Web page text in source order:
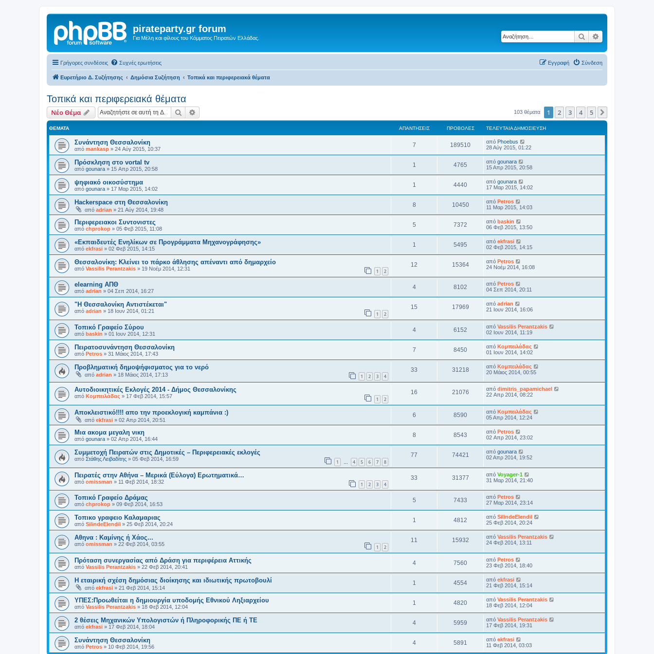
pirateparty.gr forum
Για Μέλη και φίλους του Κόμματος Πειρατών Ελλάδας. Αναζήτηση
Γρήγορες συνδέσεις Συχνές ερωτήσεις Σύνδεση
Εγγραφή
Ευρετήριο Δ. Συζήτησης Δημόσια Συζήτηση Τοπικά και περιφερειακά θέματα
Τοπικά και περιφερειακά θέματα
Νέο Θέμα Αναζήτηση 103 θέματα 1 2 3 4 5
ΘΈΜΑΤΑ ΑΠΑΝΤΉΣΕΙΣ ΠΡΟΒΟΛΈΣ ΤΕΛΕΥΤΑΊΑ ΔΗΜΟΣΊΕΥΣΗ
Συνάντηση Θεσσαλονίκη
από mankasp » 24 Αύγ 2015, 10:37
7 189510 από Phoebus
28 Αύγ 2015, 01:22
Πρόσκληση στο vortal tv
από gounara » 15 Απρ 2015, 20:58
1 4765 από gounara
15 Απρ 2015, 20:58
ψηφιακό οικοσύστημα
από gounara » 17 Μαρ 2015, 14:02
1 4440 από gounara
17 Μαρ 2015, 14:02
Hackerspace στη Θεσσαλονίκη
από adrian » 21 Αύγ 2014, 19:48
8 10450 από Petros
11 Μαρ 2015, 14:03
Περιφερειακοι Συντονιστες
από chprokop » 05 Φεβ 2015, 11:08
5 7372 από baskin
06 Φεβ 2015, 13:50
«Εκπαιδευτές Ενηλίκων σε Προγράμματα Μηχανογράφησης»
από ekfrasi » 02 Φεβ 2015, 14:15
1 5495 από ekfrasi
02 Φεβ 2015, 14:15
Θεσσαλονίκη: Κλείνει το πάρκο άθλησης απέναντι από δημαρχείο
από Vassilis Perantzakis » 19 Νοέμ 2014, 12:31 1 2
12 15364 από Petros
24 Νοέμ 2014, 16:08
elearning ΑΠΘ
από adrian » 04 Σεπ 2014, 16:27
4 8102 από Petros
04 Σεπ 2014, 20:11
"Η Θεσσαλονίκη Αντιστέκεται"
από adrian » 18 Ιουν 2014, 01:21 1 2
15 17969 από adrian
21 Ιουν 2014, 16:06
Τοπικό Γραφείο Σύρου
από baskin » 01 Ιουν 2014, 12:31
4 6152 από Vassilis Perantzakis
02 Ιουν 2014, 11:19
Πειρατοσυνάντηση Θεσσαλονίκη
από Petros » 31 Μάιος 2014, 17:43
7 8450 από Κομπειλάδας
01 Ιουν 2014, 14:02
Προβληματική δημοψήφισματος για το νερό
από adrian » 18 Μάιος 2014, 17:13 1 2 3 4
33 31218 από Κομπειλάδας
20 Μάιος 2014, 00:55
Αυτοδιοικητικές Εκλογές 2014 - Δήμος Θεσσαλονίκης
από Κομπειλάδας » 17 Φεβ 2014, 15:57 1 2
16 21076 από dimitris_papamichael
22 Απρ 2014, 08:22
Αποκλειστικό!!!! απο την προεκλογική καμπάνια :)
από ekfrasi » 02 Απρ 2014, 20:51
6 8590 από Κομπειλάδας
05 Απρ 2014, 12:24
Μια ακομα μεγαλη νικη
από gounara » 02 Απρ 2014, 16:44
8 8543 από Petros
02 Απρ 2014, 23:02
Συμμετοχή Πειρατών στις Δημοτικές – Περιφερειακές εκλογές
από Στάθης Λειβαδίτης » 05 Φεβ 2014, 16:59 1 … 4 5 6 7 8
77 74421 από gounara
02 Απρ 2014, 19:52
Πειρατές στην Αθήνα – Μερικά (Εύλογα) Ερωτηματικά…
από omissman » 11 Φεβ 2014, 18:32 1 2 3 4
33 31377 από Voyager-1
31 Μαρ 2014, 21:40
Τοπικό Γραφείο Δράμας
από chprokop » 09 Φεβ 2014, 16:53
5 7433 από Petros
27 Μαρ 2014, 23:14
Τοπικο γραφειο Καλαμαριας
από SilindeElendil » 25 Φεβ 2014, 20:24
1 4812 από SilindeElendil
25 Φεβ 2014, 20:24
Αθηνα : Καμίνης ή Χάος...
από omissman » 22 Φεβ 2014, 03:55 1 2
11 15932 από Vassilis Perantzakis
24 Φεβ 2014, 13:11
Πρόταση συνεργασίας από Δράση για περιφέρεια Αττικής
από Vassilis Perantzakis » 22 Φεβ 2014, 20:41
4 7560 από Petros
23 Φεβ 2014, 18:40
Η εταιρική σχέση δημόσιας διοίκησης και ιδιωτικής πρωτοβουλί
από ekfrasi » 21 Φεβ 2014, 15:14
1 4554 από ekfrasi
21 Φεβ 2014, 15:14
ΥΠΕΣ:Προωθείται η δημιουργία υποδομής Εθνικού Ληξιαρχείου
από Vassilis Perantzakis » 18 Φεβ 2014, 12:04
1 4820 από Vassilis Perantzakis
18 Φεβ 2014, 12:04
2 θέσεις Μηχανικών Υπολογιστών ή Πληροφορικής ΠΕ ή ΤΕ
από ekfrasi » 17 Φεβ 2014, 18:04
4 5959 από Vassilis Perantzakis
17 Φεβ 2014, 19:31
Συνάντηση Θεσσαλονίκη
από Petros » 10 Φεβ 2014, 19:56
4 5891 από ekfrasi
11 Φεβ 2014, 03:03